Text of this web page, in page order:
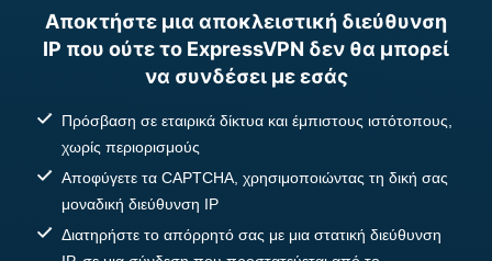
Αποκτήστε μια αποκλειστική διεύθυνση
IP που ούτε το ExpressVPN δεν θα μπορεί
να συνδέσει με εσάς
Πρόσβαση σε εταιρικά δίκτυα και έμπιστους ιστότοπους,
χωρίς περιορισμούς
Αποφύγετε τα CAPTCHA, χρησιμοποιώντας τη δική σας
μοναδική διεύθυνση IP
Διατηρήστε το απόρρητό σας με μια στατική διεύθυνση